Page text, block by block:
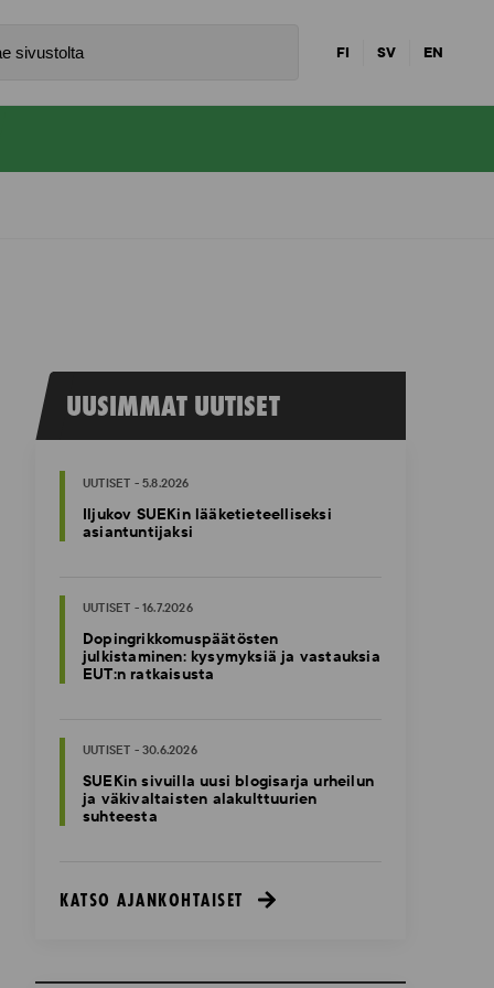
FI SV EN
UUSIMMAT UUTISET
UUTISET - 5.8.2026
Iljukov SUEKin lääketieteelliseksi
asiantuntijaksi
UUTISET - 16.7.2026
Dopingrikkomuspäätösten
julkistaminen: kysymyksiä ja vastauksia
EUT:n ratkaisusta
UUTISET - 30.6.2026
SUEKin sivuilla uusi blogisarja urheilun
ja väkivaltaisten alakulttuurien
suhteesta
KATSO AJANKOHTAISET